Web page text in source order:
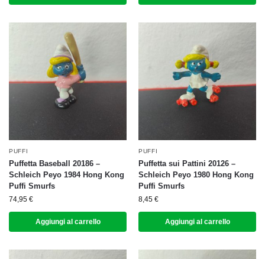
PUFFI
Puffetta Baseball 20186 –
Schleich Peyo 1984 Hong Kong
Puffi Smurfs
74,95 €
Aggiungi al carrello
PUFFI
Puffetta sui Pattini 20126 –
Schleich Peyo 1980 Hong Kong
Puffi Smurfs
8,45 €
Aggiungi al carrello